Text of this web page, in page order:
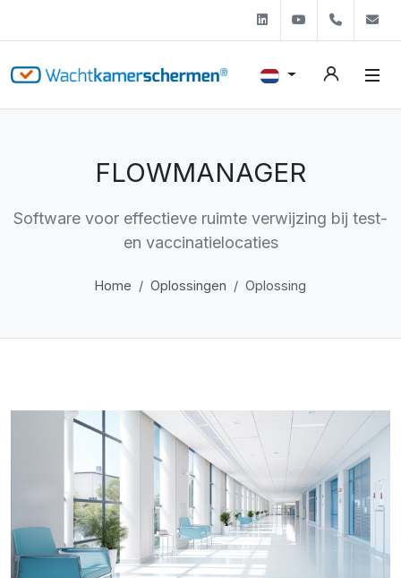
LinkedinYoutube+31
FLOWMANAGER
Software voor effectieve ruimte verwijzing bij test-
en vaccinatielocaties
Home Oplossingen Oplossing